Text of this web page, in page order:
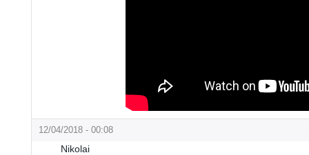
12/04/2018 - 00:08
Nikolai